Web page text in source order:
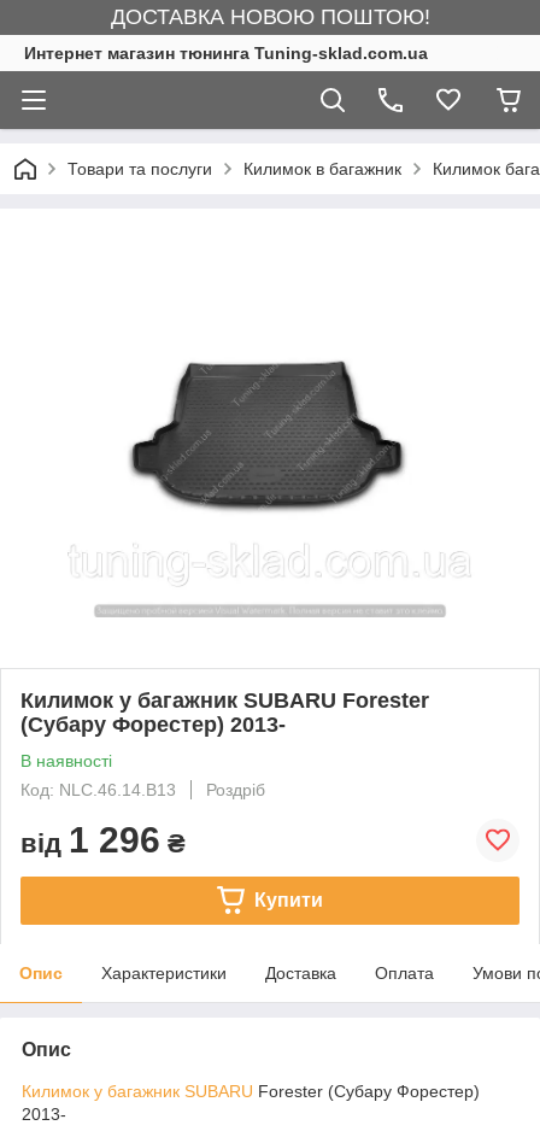
ДОСТАВКА НОВОЮ ПОШТОЮ!
Интернет магазин тюнинга Tuning-sklad.com.ua
Товари та послуги Килимок в багажник Килимок
Килимок у багажник SUBARU Forester
(Субару Форестер) 2013-
В наявності
Код: NLC.46.14.B13
Роздріб
від 1 296 ₴
Купити
Опис Характеристики Доставка Оплата Умови
Опис
Килимок у багажник SUBARU Forester (Субару Форестер)
2013-